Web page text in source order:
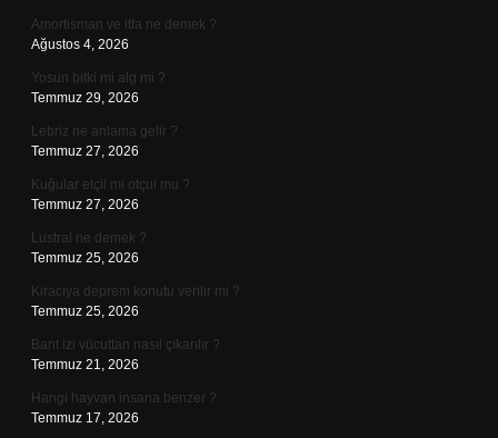
Amortisman ve itfa ne demek ?
Ağustos 4, 2026
Yosun bitki mi alg mi ?
Temmuz 29, 2026
Lebriz ne anlama gelir ?
Temmuz 27, 2026
Kuğular etçil mi otçul mu ?
Temmuz 27, 2026
Lustral ne demek ?
Temmuz 25, 2026
Kiracıya deprem konutu verilir mi ?
Temmuz 25, 2026
Bant izi vücuttan nasıl çıkarılır ?
Temmuz 21, 2026
Hangi hayvan insana benzer ?
Temmuz 17, 2026